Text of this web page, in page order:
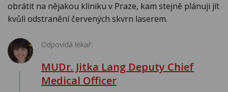
obrátit na nějakou kliniku v Praze, kam stejně plánuji jít
kvůli odstranění červených skvrn laserem.
Odpovídá lékař:
MUDr. Jitka Lang Deputy Chief
Medical Officer